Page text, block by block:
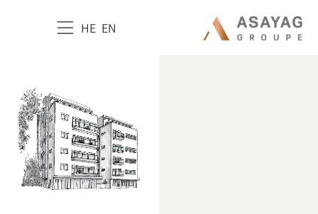
HE EN